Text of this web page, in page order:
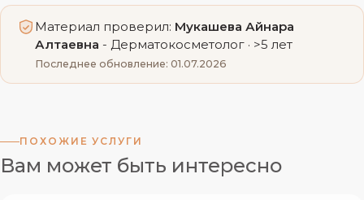
корейском оборудовании, что обеспечивает
комфорт и предсказуемый результат.
Показания к Карбоновому пилингу
поры;
тусклый, неровный тон лица и признаки
Материал проверил: Мукашева Айнара
Алтаевна - Дерматокосметолог · >5 лет
Последнее обновление: 01.07.2026
ПОХОЖИЕ УСЛУГИ
Вам может быть интересно